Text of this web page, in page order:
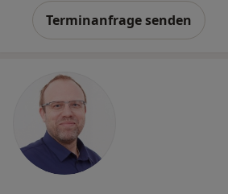
Terminanfrage senden